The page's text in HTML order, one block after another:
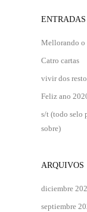
Mellorando o
Catro cartas
vivir dos
Feliz ano
s/t (todo selo
sobre)
ARQUIVOS
diciembre
septiembre